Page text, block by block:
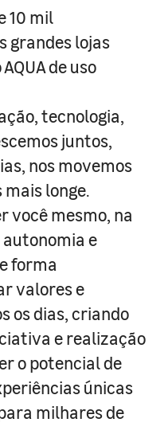
10 mil
grandes lojas
de uso
tecnologia,
juntos,
nos movemos
longe.
você mesmo, na
e
forma
valores e
os dias, criando
e realização
o potencial de
únicas
milhares de